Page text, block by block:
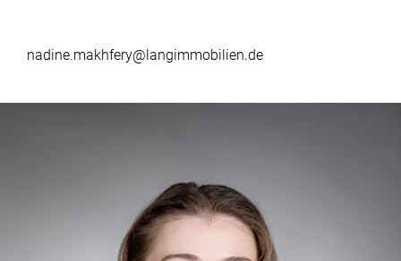
nadine.makhfery@langimmobilien.de